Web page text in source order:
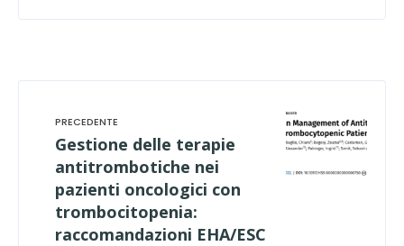
Gestione delle terapie
antitrombotiche nei
pazienti oncologici con
trombocitopenia:
raccomandazioni EHA/ESC